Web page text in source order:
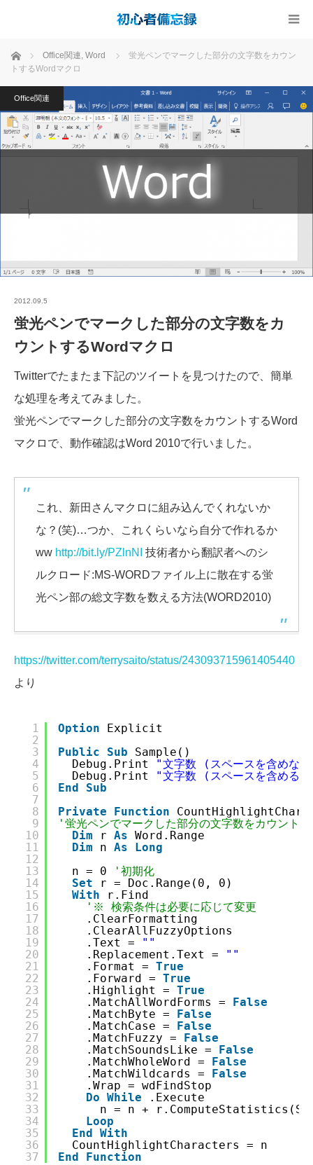
ホーム Office関連, Word
蛍光ペンでマークした部分の文字数をカウン
トするWordマクロ
Office関連
2012.09.5
蛍光ペンでマークした部分の文字数をカ
ウントするWordマクロ
Twitterでたまたま下記のツイートを見つけたので、簡単
な処理を考えてみました。
蛍光ペンでマークした部分の文字数をカウントするWord
マクロで、動作確認はWord 2010で行いました。
これ、新田さんマクロに組み込んでくれないか
な？(笑)…つか、これくらいなら自分で作れるか
ww http://bit.ly/PZlnNI
技術者から翻訳者へのシ
ルクロード:MS-WORDファイル上に散在する蛍
光ペン部の総文字数を数える方法(WORD2010)
https://twitter.com/terrysaito/status/243093715961405440
より
1
2
3
4
5
6
7
8
9
10
11
12
13
14
15
16
17
18
19
20
21
22
23
24
25
26
27
28
29
30
31
32
33
34
35
36
37
Option
Explicit
Public
Sub
Sample()
Debug.Print
"文字数 (スペースを含め
Debug.Print
"文字数 (スペースを含め
End
Sub
Private
Function
'蛍光ペンでマークした部分の文字数をカウント
Dim
r As Word.Range
Dim
n As
Long
n = 0
'初期化
Set
r = Doc.Range(0, 0)
With
r.Find
'※ 検索条件は必要に応じて変更
.ClearFormatting
.ClearAllFuzzyOptions
.Text =
""
.Replacement.Text =
""
.Format = True
.Forward = True
.Highlight = True
.MatchAllWordForms =
False
.MatchByte =
False
.MatchCase =
False
.MatchFuzzy =
False
.MatchSoundsLike =
False
.MatchWholeWord =
False
.MatchWildcards =
False
.Wrap = wdFindStop
Do While
.Execute
n = n +
Loop
End
With
CountHighlightCharacters = n
End
Function